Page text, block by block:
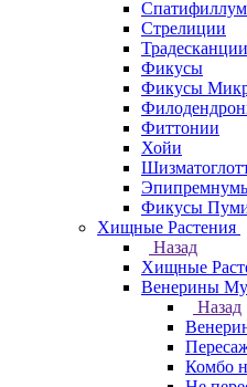
Стрелиции
Традесканции
Фикусы
Фикусы
Фиттонии
Хойи
Фикусы
Хищные Растения
Назад
Хищные
Венерины
Назад
Комбо